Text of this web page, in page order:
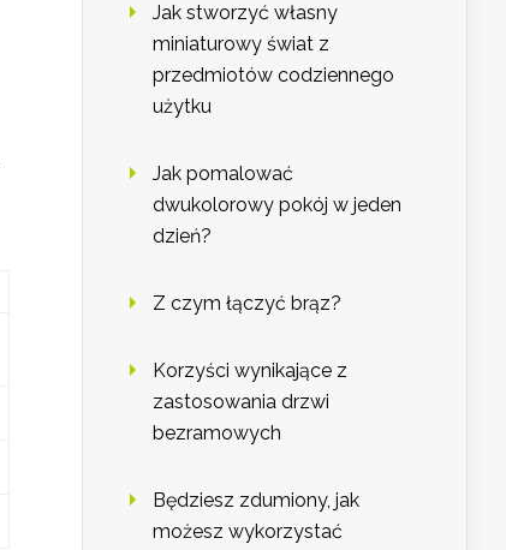
Jak stworzyć własny
miniaturowy świat z
przedmiotów codziennego
użytku
Jak pomalować
dwukolorowy pokój w jeden
dzień?
Z czym łączyć brąz?
Korzyści wynikające z
zastosowania drzwi
bezramowych
Będziesz zdumiony, jak
możesz wykorzystać